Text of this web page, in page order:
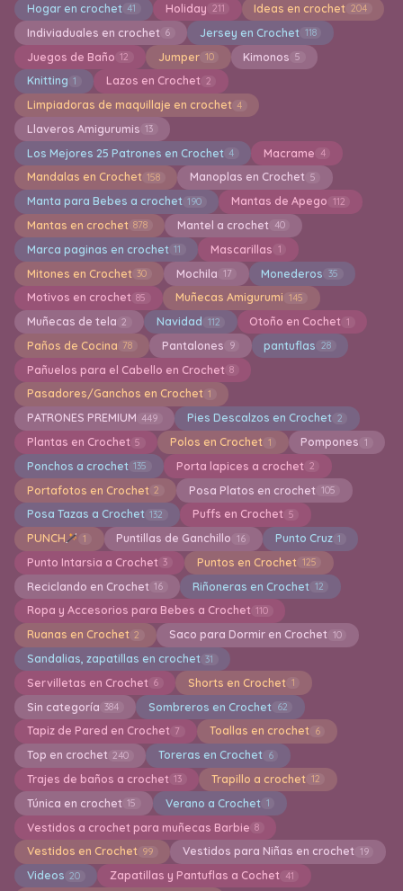
Hogar en crochet 41 Holiday 211 Ideas en crochet 204
Indiviaduales en crochet 6 Jersey en Crochet 118
Juegos de Baño 12 Jumper 10 Kimonos 5
Knitting 1 Lazos en Crochet 2
Limpiadoras de maquillaje en crochet 4
Llaveros Amigurumis 13
Los Mejores 25 Patrones en Crochet 4 Macrame 4
Mandalas en Crochet 158 Manoplas en Crochet 5
Manta para Bebes a crochet 190 Mantas de Apego 112
Mantas en crochet 878 Mantel a crochet 40
Marca paginas en crochet 11 Mascarillas 1
Mitones en Crochet 30 Mochila 17 Monederos 35
Motivos en crochet 85 Muñecas Amigurumi 145
Muñecas de tela 2 Navidad 112 Otoño en Cochet 1
Paños de Cocina 78 Pantalones 9 pantuflas 28
Pañuelos para el Cabello en Crochet 8
Pasadores/Ganchos en Crochet 1
PATRONES PREMIUM 449 Pies Descalzos en Crochet 2
Plantas en Crochet 5 Polos en Crochet 1 Pompones 1
Ponchos a crochet 135 Porta lapices a crochet 2
Portafotos en Crochet 2 Posa Platos en crochet 105
Posa Tazas a Crochet 132 Puffs en Crochet 5
PUNCH 1 Puntillas de Ganchillo 16 Punto Cruz 1
Punto Intarsia a Crochet 3 Puntos en Crochet 125
Reciclando en Crochet 16 Riñoneras en Crochet 12
Ropa y Accesorios para Bebes a Crochet 110
Ruanas en Crochet 2 Saco para Dormir en Crochet 10
Sandalias, zapatillas en crochet 31
Servilletas en Crochet 6 Shorts en Crochet 1
Sin categoría 384 Sombreros en Crochet 62
Tapiz de Pared en Crochet 7 Toallas en crochet 6
Top en crochet 240 Toreras en Crochet 6
Trajes de baños a crochet 13 Trapillo a crochet 12
Túnica en crochet 15 Verano a Crochet 1
Vestidos a crochet para muñecas Barbie 8
Vestidos en Crochet 99 Vestidos para Niñas en crochet 19
Videos 20 Zapatillas y Pantuflas a Cochet 41